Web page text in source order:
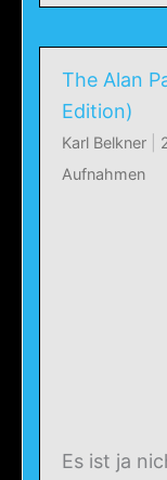
The Alan
Edition)
Karl Belkner
Aufnahmen
Es ist ja